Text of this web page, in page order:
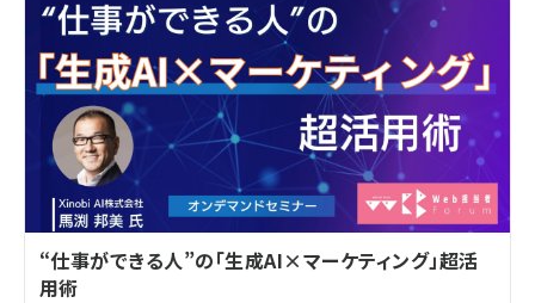
“仕事ができる人”の「生成AI×マーケティング」超活
用術